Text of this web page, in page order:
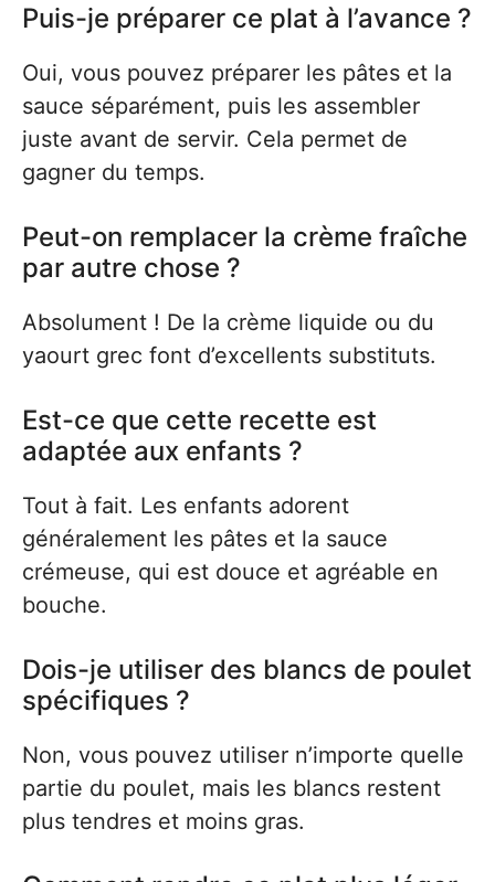
Puis-je préparer ce plat à l’avance ?
Oui, vous pouvez préparer les pâtes et la
sauce séparément, puis les assembler
juste avant de servir. Cela permet de
gagner du temps.
Peut-on remplacer la crème fraîche
par autre chose ?
Absolument ! De la crème liquide ou du
yaourt grec font d’excellents substituts.
Est-ce que cette recette est
adaptée aux enfants ?
Tout à fait. Les enfants adorent
généralement les pâtes et la sauce
crémeuse, qui est douce et agréable en
bouche.
Dois-je utiliser des blancs de poulet
spécifiques ?
Non, vous pouvez utiliser n’importe quelle
partie du poulet, mais les blancs restent
plus tendres et moins gras.